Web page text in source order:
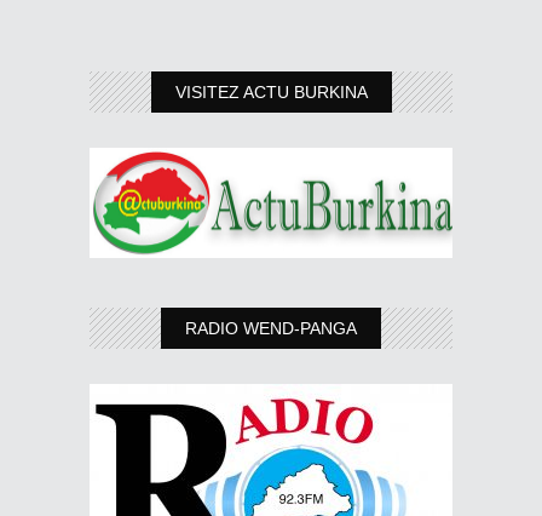
VISITEZ ACTU BURKINA
RADIO WEND-PANGA